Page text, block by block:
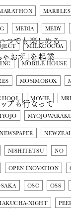
MARBLES
MEDIA MEDY
MILKCOCOA
MOBILE HOUSE
MOSIMOBOX
MOVIE
NEWSPAPER
NISHITETSU NO
OPEN INOVATION
OSC OSS
NIGHT
つでも楽しめる
おず」を起業
プも行なって